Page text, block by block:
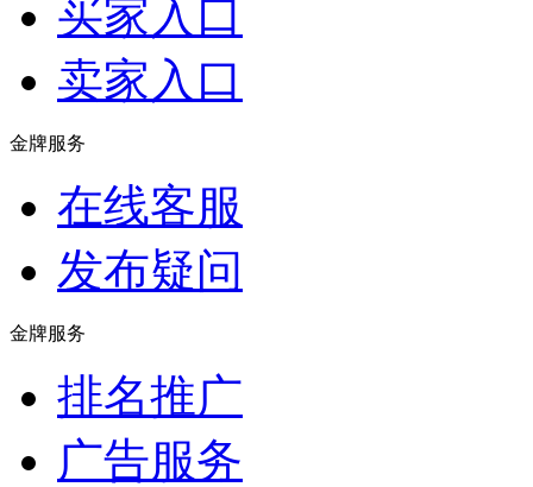
买家入口
卖家入口
金牌服务
在线客服
发布疑问
金牌服务
排名推广
广告服务